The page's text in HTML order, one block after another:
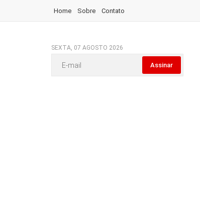
Home Sobre Contato
SEXTA, 07 AGOSTO 2026